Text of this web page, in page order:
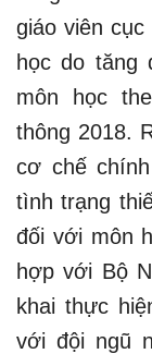
giáo viên
học do tăng
môn học
thông 2018.
cơ chế
tình trạng
đối với môn
hợp với Bộ
khai thực
với đội ngũ